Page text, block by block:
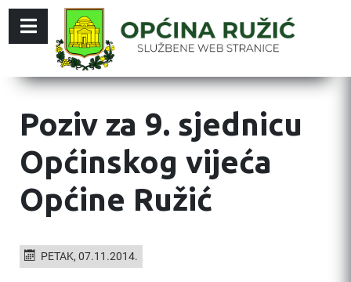
Poziv za 9. sjednicu
Općinskog vijeća
Općine Ružić
PETAK, 07.11.2014.